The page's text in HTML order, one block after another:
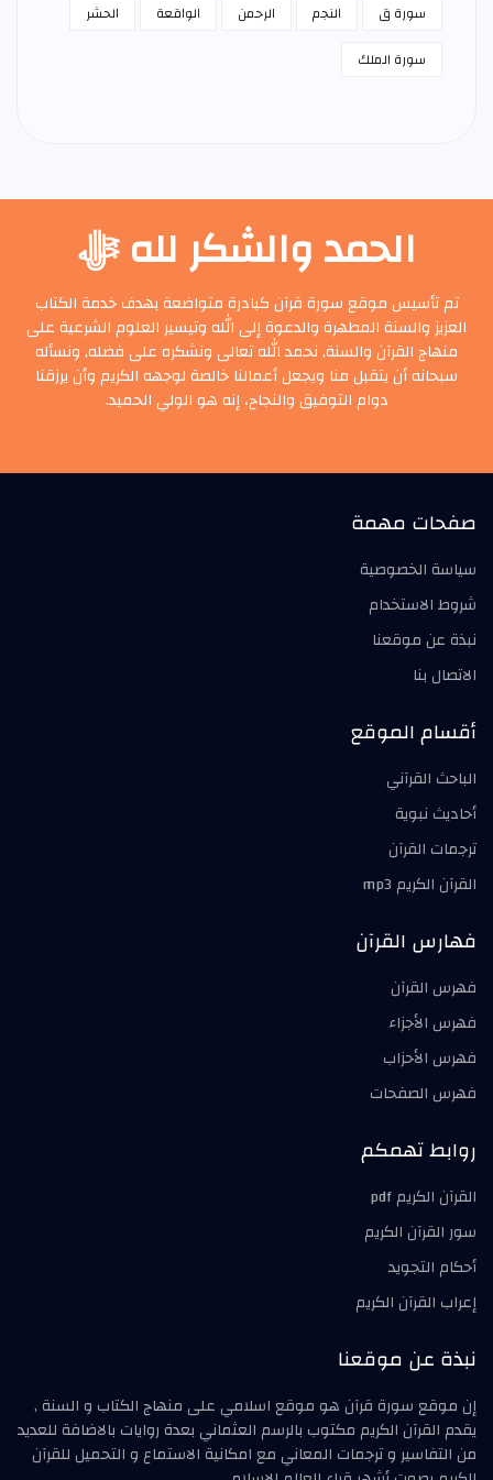
سورة ق
النجم الرحمن الواقعة
الحشر
سورة الملك
الحمد والشكر لله ﷻ
تم تأسيس موقع سورة قرآن كبادرة متواضعة بهدف خدمة الكتاب
العزيز والسنة المطهرة والدعوة إلى الله وتيسير العلوم الشرعية على
منهاج القرآن والسنة, نحمد الله تعالى ونشكره على فضله, ونسأله
سبحانه أن يتقبل منا ويجعل أعمالنا خالصة لوجهه الكريم وأن يرزقنا
دوام التوفيق والنجاح، إنه هو الولي الحميد.
صفحات مهمة
سياسة الخصوصية
شروط الاستخدام
نبذة عن موقعنا
الاتصال بنا
أقسام الموقع
الباحث القرآني
أحاديث نبوية
ترجمات القرآن
القرآن الكريم mp3
فهارس القرآن
فهرس القرآن
فهرس الأجزاء
فهرس الأحزاب
فهرس الصفحات
روابط تهمكم
القرآن الكريم pdf
سور القرآن الكريم
أحكام التجويد
إعراب القرآن الكريم
نبذة عن موقعنا
إن موقع سورة قرآن هو موقع اسلامي على منهاج الكتاب و السنة ,
يقدم القرآن الكريم مكتوب بالرسم العثماني بعدة روايات بالاضافة للعديد
من التفاسير و ترجمات المعاني مع امكانية الاستماع و التحميل للقرآن